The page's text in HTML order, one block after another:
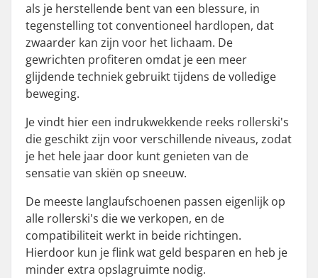
als je herstellende bent van een blessure, in
tegenstelling tot conventioneel hardlopen, dat
zwaarder kan zijn voor het lichaam. De
gewrichten profiteren omdat je een meer
glijdende techniek gebruikt tijdens de volledige
beweging.
Je vindt hier een indrukwekkende reeks rollerski's
die geschikt zijn voor verschillende niveaus, zodat
je het hele jaar door kunt genieten van de
sensatie van skiën op sneeuw.
De meeste langlaufschoenen passen eigenlijk op
alle rollerski's die we verkopen, en de
compatibiliteit werkt in beide richtingen.
Hierdoor kun je flink wat geld besparen en heb je
minder extra opslagruimte nodig.